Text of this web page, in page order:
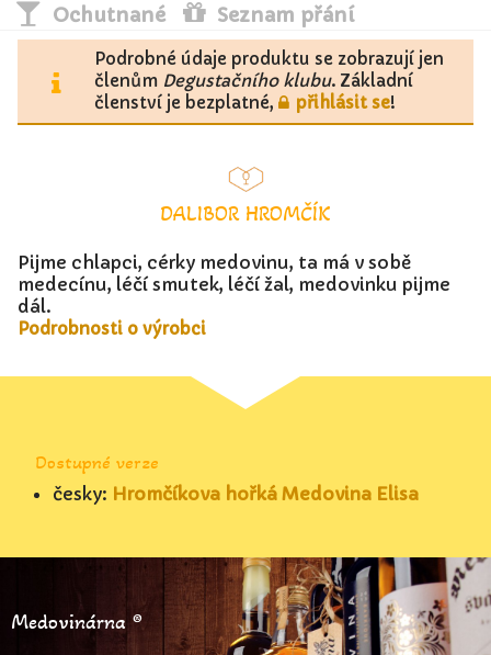
Ochutnané Seznam přání
Podrobné údaje produktu se zobrazují jen
členům Degustačního klubu. Základní
členství je bezplatné,
přihlásit se!
DALIBOR HROMČÍK
Pijme chlapci, cérky medovinu, ta má v sobě
medecínu, léčí smutek, léčí žal, medovinku pijme
dál.
Podrobnosti o výrobci
Dostupné verze
česky: Hromčíkova hořká Medovina Elisa
Medovinárna ®